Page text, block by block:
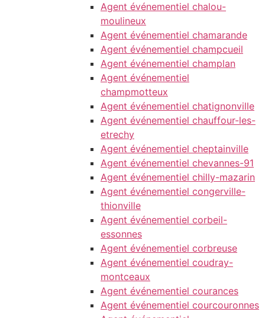
Agent événementiel chalou-
moulineux
Agent événementiel chamarande
Agent événementiel champcueil
Agent événementiel champlan
Agent événementiel
champmotteux
Agent événementiel chatignonville
Agent événementiel chauffour-les-
etrechy
Agent événementiel cheptainville
Agent événementiel chevannes-91
Agent événementiel chilly-mazarin
Agent événementiel congerville-
thionville
Agent événementiel corbeil-
essonnes
Agent événementiel corbreuse
Agent événementiel coudray-
montceaux
Agent événementiel courances
Agent événementiel courcouronnes